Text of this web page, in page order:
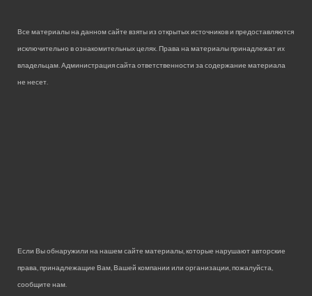
Все материалы на данном сайте взяты из открытых источников и предоставляются
исключительно в ознакомительных целях. Права на материалы принадлежат их
владельцам. Администрация сайта ответственности за содержание материала
не несет.
Если Вы обнаружили на нашем сайте материалы, которые нарушают авторские
права, принадлежащие Вам, Вашей компании или организации, пожалуйста,
сообщите нам.